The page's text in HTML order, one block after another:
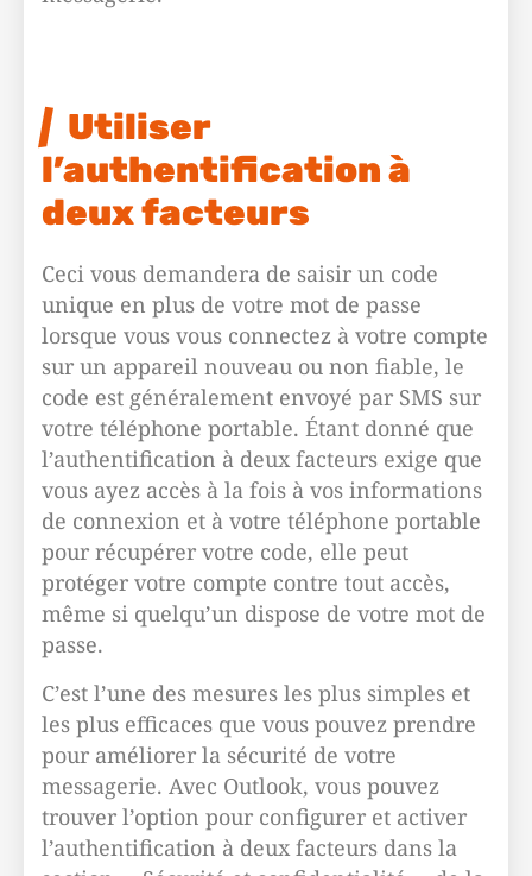
Utiliser
l’authentification à
deux facteurs
Ceci vous demandera de saisir un code
unique en plus de votre mot de passe
lorsque vous vous connectez à votre compte
sur un appareil nouveau ou non fiable, le
code est généralement envoyé par SMS sur
votre téléphone portable. Étant donné que
l’authentification à deux facteurs exige que
vous ayez accès à la fois à vos informations
de connexion et à votre téléphone portable
pour récupérer votre code, elle peut
protéger votre compte contre tout accès,
même si quelqu’un dispose de votre mot de
passe.
C’est l’une des mesures les plus simples et
les plus efficaces que vous pouvez prendre
pour améliorer la sécurité de votre
messagerie. Avec Outlook, vous pouvez
trouver l’option pour configurer et activer
l’authentification à deux facteurs dans la